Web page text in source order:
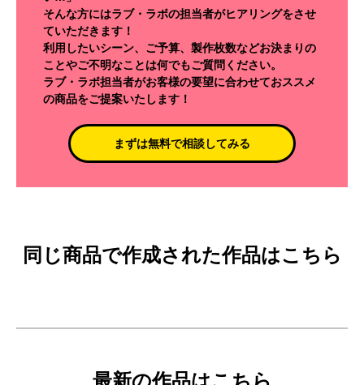
そんな方にはラブ・ラボの担当者がヒアリングをさせ
ていただきます！
利用したいシーン、ご予算、製作枚数などお決まりの
ことやご不明なことは何でもご質問ください。
ラブ・ラボ担当者がお客様の要望に合わせておススメ
の商品をご提案いたします！
まずは無料で相談してみる
同じ商品で作成された作品はこちら
最新の作品はこちら